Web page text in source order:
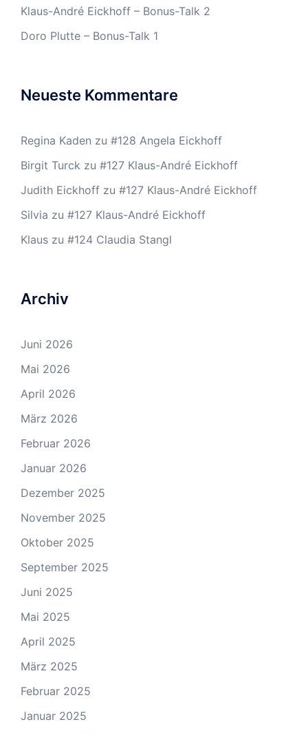
Klaus-André Eickhoff – Bonus-Talk 2
Doro Plutte – Bonus-Talk 1
Neueste Kommentare
Regina Kaden zu #128 Angela Eickhoff
Birgit Turck zu #127 Klaus-André Eickhoff
Judith Eickhoff zu #127 Klaus-André Eickhoff
Silvia zu #127 Klaus-André Eickhoff
Klaus zu #124 Claudia Stangl
Archiv
Juni 2026
Mai 2026
April 2026
März 2026
Februar 2026
Januar 2026
Dezember 2025
November 2025
Oktober 2025
September 2025
Juni 2025
Mai 2025
April 2025
März 2025
Februar 2025
Januar 2025